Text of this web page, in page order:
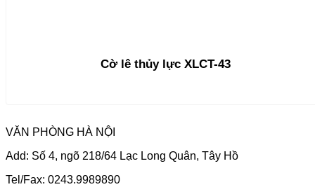
Cờ lê thủy lực XLCT-43
VĂN PHÒNG HÀ NỘI
Add: Số 4, ngõ 218/64 Lạc Long Quân, Tây Hồ
Tel/Fax: 0243.9989890